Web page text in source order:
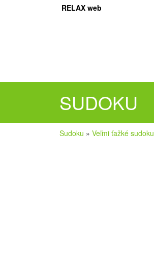
RELAX web
SUDOKU
Sudoku » Veľmi ťažké sudoku